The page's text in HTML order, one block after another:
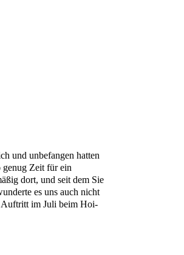
und unbefangen hatten
genug Zeit für ein
dort, und seit dem Sie
es uns auch nicht
Auftritt im Juli beim Hoi-